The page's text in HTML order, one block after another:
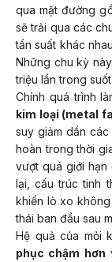
qua mặt đường
sẽ trải qua các
tần suất khác
Những chu kỳ
triệu lần trong
Chính quá trình
kim loại (metal
suy giảm dần
hoàn trong thời
vượt quá giới hạn
lại, cấu trúc tinh
khiến lò xo
thái ban đầu sau
Hệ quả của mỏi
phục chậm hơn